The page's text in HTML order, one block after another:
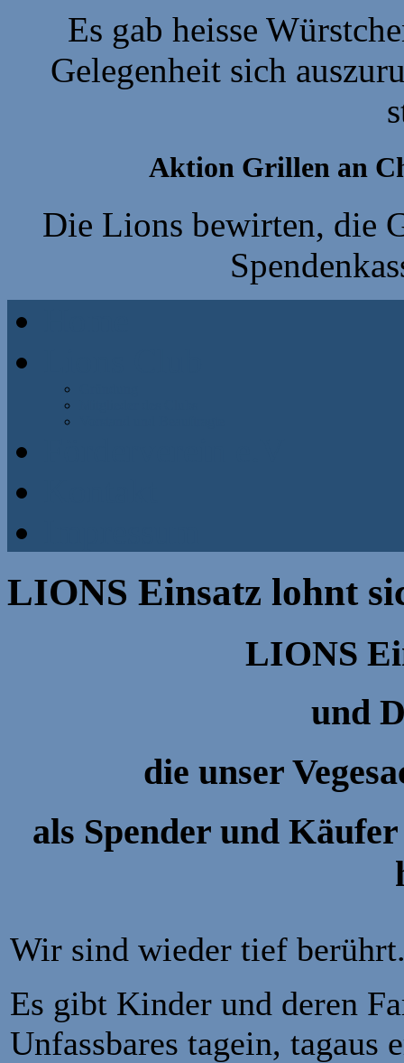
Es gab heisse
Gelegenheit sich
Aktion Grillen an
Die Lions bewirten, die
LIONS Einsatz lohnt
LIONS
und
die unser
als Spender und
Wir sind wieder tief
Es gibt Kinder und deren
Unfassbares tagein, tagaus